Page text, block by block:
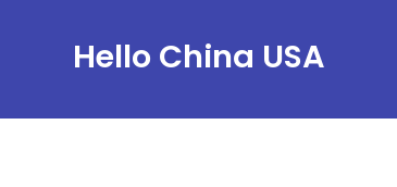
Hello China USA